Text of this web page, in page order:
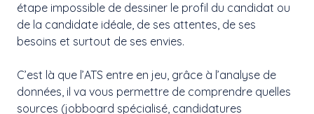
étape impossible de dessiner le profil du candidat ou
de la candidate idéale, de ses attentes, de ses
besoins et surtout de ses envies.
C’est là que l’ATS entre en jeu, grâce à l’analyse de
données, il va vous permettre de comprendre quelles
sources (jobboard spécialisé, candidatures